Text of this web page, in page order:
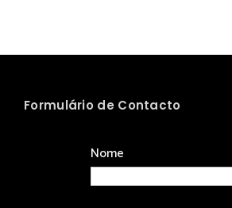
Formulário de Contacto
Nome